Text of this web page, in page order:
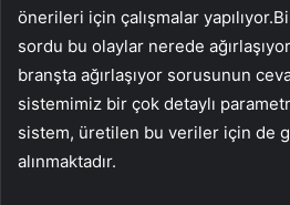
önerileri için çalışmalar
sordu bu olaylar nerede
branşta ağırlaşıyor sorusunun
sistemimiz bir çok detaylı
sistem, üretilen bu veriler için de
alınmaktadır.